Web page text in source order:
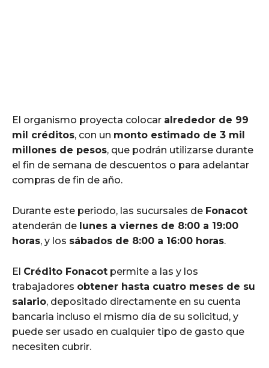
El organismo proyecta colocar alrededor de 99
mil créditos, con un monto estimado de 3 mil
millones de pesos, que podrán utilizarse durante
el fin de semana de descuentos o para adelantar
compras de fin de año.
Durante este periodo, las sucursales de Fonacot
atenderán de lunes a viernes de 8:00 a 19:00
horas, y los sábados de 8:00 a 16:00 horas.
El Crédito Fonacot permite a las y los
trabajadores obtener hasta cuatro meses de su
salario, depositado directamente en su cuenta
bancaria incluso el mismo día de su solicitud, y
puede ser usado en cualquier tipo de gasto que
necesiten cubrir.